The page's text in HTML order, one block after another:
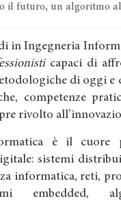
il futuro, un algoritmo
in Ingegneria
capaci di
di oggi e
competenze
rivolto
è il cuore
sistemi
informatica, reti,
embedded,